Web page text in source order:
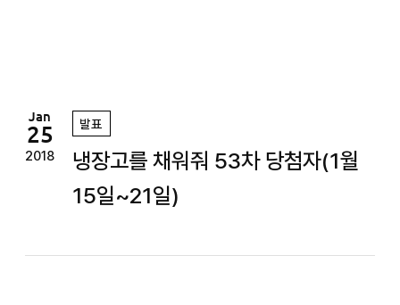
Jan
25
2018
발표
냉장고를 채워줘 53차 당첨자(1월
15일~21일)